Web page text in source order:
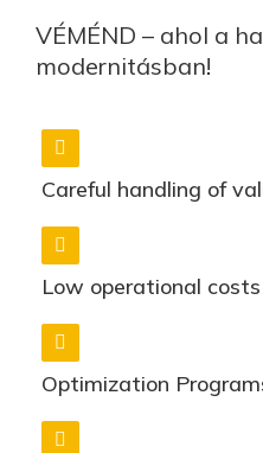
kézműves, házias termékek
VÉMÉND – ahol a
modernitásban!
Careful handling of
Low operational costs
Optimization